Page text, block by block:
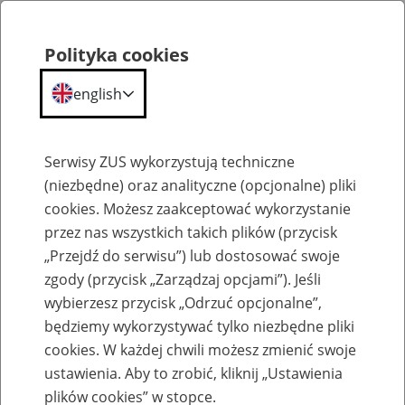
Komunikaty
Polityka cookies
english
Serwisy ZUS wykorzystują techniczne
(niezbędne) oraz analityczne (opcjonalne) pliki
cookies. Możesz zaakceptować wykorzystanie
przez nas wszystkich takich plików (przycisk
„Przejdź do serwisu”) lub dostosować swoje
zgody (przycisk „Zarządzaj opcjami”). Jeśli
wybierzesz przycisk „Odrzuć opcjonalne”,
będziemy wykorzystywać tylko niezbędne pliki
cookies. W każdej chwili możesz zmienić swoje
ustawienia. Aby to zrobić, kliknij „Ustawienia
plików cookies” w stopce.